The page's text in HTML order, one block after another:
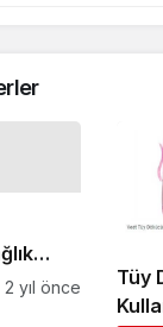
2 yıl önce
Tüy